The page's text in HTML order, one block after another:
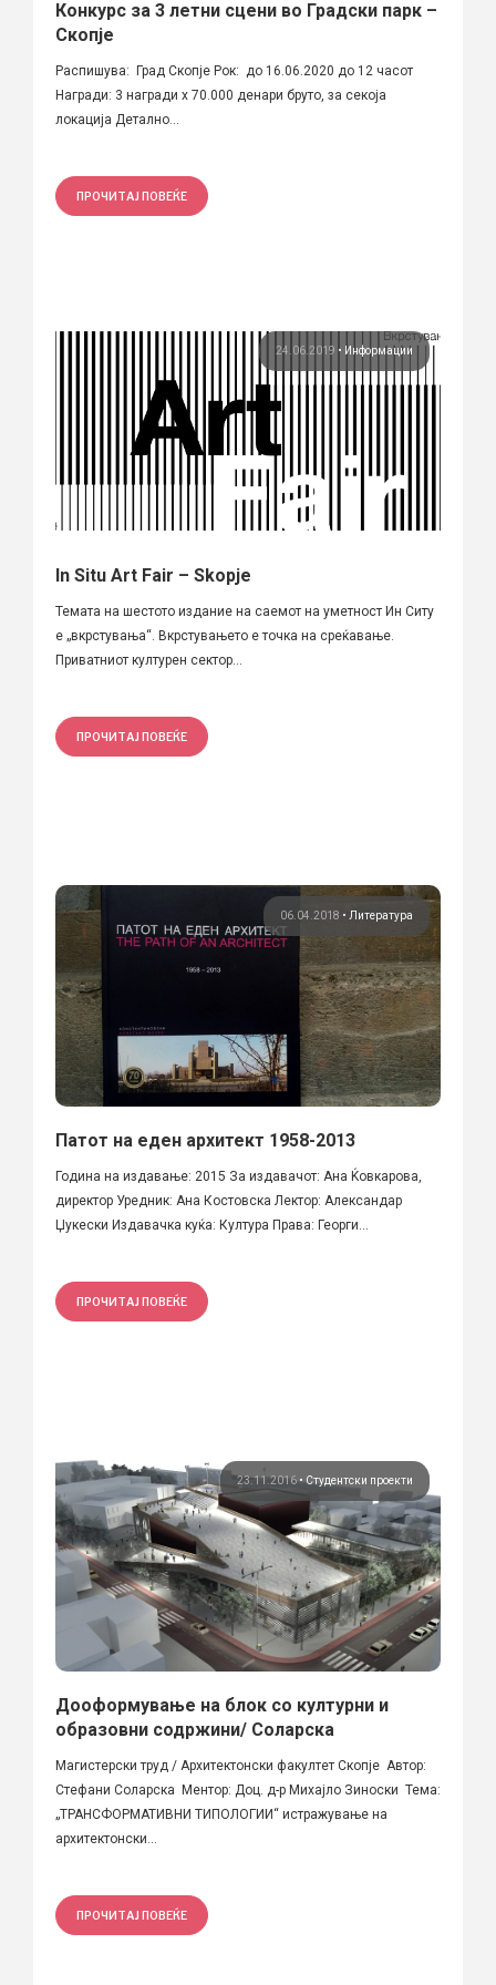
Конкурс за 3 летни сцени во Градски парк –
Скопје
Распишува: Град Скопје Рок: до 16.06.2020 до 12 часот
Награди: 3 награди x 70.000 денари бруто, за секоја
локација Детално...
ПРОЧИТАЈ ПОВЕЌЕ
24.06.2019 • Информации
In Situ Art Fair – Skopje
Темата на шестото издание на саемот на уметност Ин Ситу
е „вкрстувања“. Вкрстувањето е точка на среќавање.
Приватниот културен сектор...
ПРОЧИТАЈ ПОВЕЌЕ
06.04.2018 • Литература
Патот на еден архитект 1958-2013
Година на издавање: 2015 За издавачот: Ана Ќовкарова,
директор Уредник: Ана Костовска Лектор: Александар
Џукески Издавачка куќа: Култура Права: Георги...
ПРОЧИТАЈ ПОВЕЌЕ
23.11.2016• Студентски проекти
Дооформување на блок со културни и
образовни содржини/ Соларска
Магистерски труд / Архитектонски факултет Скопје Автор:
Стефани Соларска Ментор: Доц. д-р Михајло Зиноски Тема:
„ТРАНСФОРМАТИВНИ ТИПОЛОГИИ“ истражување на
архитектонски...
ПРОЧИТАЈ ПОВЕЌЕ